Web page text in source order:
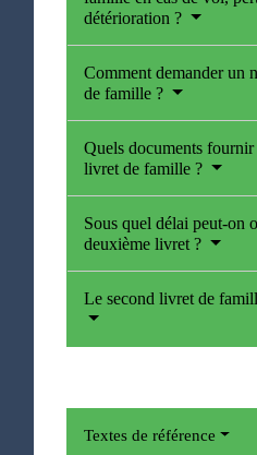
détérioration ?
Comment demander un
de famille ?
Quels documents
livret de famille ?
Sous quel délai peut-on
deuxième livret ?
Le second livret de
Textes de référence